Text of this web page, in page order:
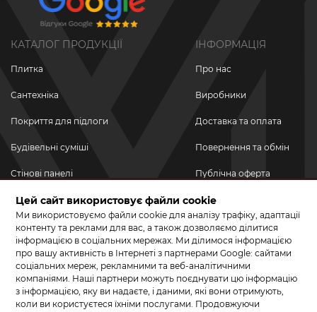
КАТАЛОГ ПРОДУКЦІЇ
Плитка
Сантехніка
Покриття для підлоги
Будівельні суміші
Стінові панелі
Новинки
Акційні товари
Акції/Знижки
ІНФОРМАЦІЯ
Про нас
Виробники
Доставка та оплата
Повернення та обмін
Публічна оферта
Політика
конфіденційності
ПРИЄДНУЙТЕСЬ ДО НАС У СОЦМЕРЕЖАХ
Цей сайт використовує файли cookie
Ми використовуємо файли cookie для аналізу трафіку, адаптації
контенту та реклами для вас, а також дозволяємо ділитися
інформацією в соціальних мережах. Ми ділимося інформацією
про вашу активність в Інтернеті з партнерами Google: сайтами
соціальних мереж, рекламними та веб-аналітичними
компаніями. Наші партнери можуть поєднувати цю інформацію
з інформацією, яку ви надаєте, і даними, які вони отримують,
коли ви користуєтеся їхніми послугами. Продовжуючи